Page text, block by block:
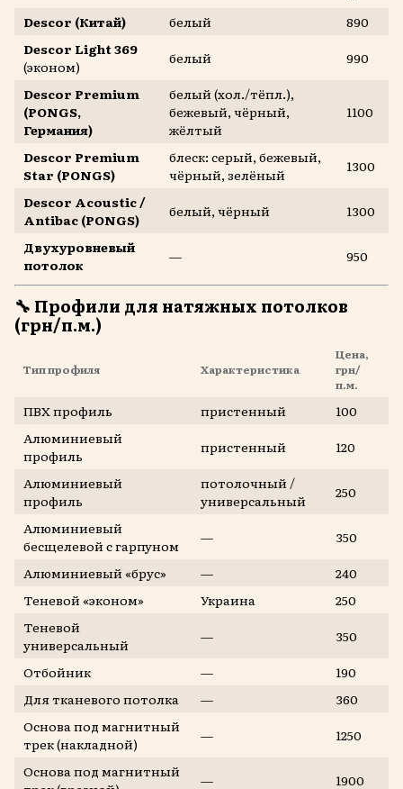
Descor (Китай) белый
890
Descor Light 369
(эконом)
белый
990
Descor Premium
(PONGS,
Германия)
белый (хол./тёпл.),
бежевый, чёрный,
жёлтый
1100
Descor Premium
Star (PONGS)
блеск: серый, бежевый,
чёрный, зелёный
1300
Descor Acoustic /
Antibac (PONGS)
белый, чёрный
1300
Двухуровневый
потолок
— 950
🔧 Профили для натяжных потолков
(грн/п.м.)
Тип профиля Характеристика
Цена,
грн/
п.м.
ПВХ профиль пристенный
100
Алюминиевый
профиль
пристенный
120
Алюминиевый
профиль
потолочный /
универсальный
250
Алюминиевый
бесщелевой с гарпуном
—
350
Алюминиевый «брус»
—
240
Теневой «эконом»
Украина
250
Теневой
универсальный
—
350
Отбойник
—
190
Для тканевого потолка
—
360
Основа под магнитный
трек (накладной)
—
1250
Основа под магнитный
— 1900